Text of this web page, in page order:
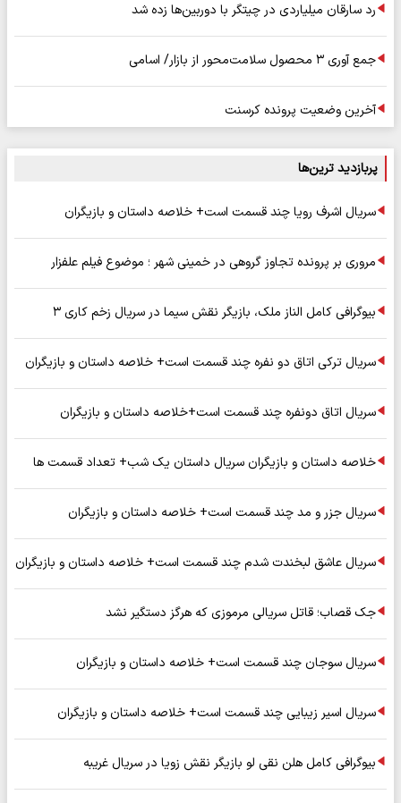
رد سارقان میلیاردی در چیتگر با دوربین‌ها زده شد
جمع آوری ۳ محصول سلامت‌محور از بازار/ اسامی
آخرین وضعیت پرونده کرسنت
پربازدید ترین‌ها
سریال اشرف رویا چند قسمت است+ خلاصه داستان و بازیگران
مروری بر پرونده تجاوز گروهی در خمینی شهر ؛ موضوع فیلم علفزار
بیوگرافی کامل الناز ملک، بازیگر نقش سیما در سریال زخم کاری ۳
سریال ترکی اتاق دو نفره چند قسمت است+ خلاصه داستان و بازیگران
سریال اتاق دونفره چند قسمت است+خلاصه داستان و بازیگران
خلاصه داستان و بازیگران سریال داستان یک شب+ تعداد قسمت ها
سریال جزر و مد چند قسمت است+ خلاصه داستان و بازیگران
سریال عاشق لبخندت شدم چند قسمت است+ خلاصه داستان و بازیگران
جک قصاب؛ قاتل سریالی مرموزی که هرگز دستگیر نشد
سریال سوجان چند قسمت است+ خلاصه داستان و بازیگران
سریال اسیر زیبایی چند قسمت است+ خلاصه داستان و بازیگران
بیوگرافی کامل هلن نقی لو بازیگر نقش زویا در سریال غریبه